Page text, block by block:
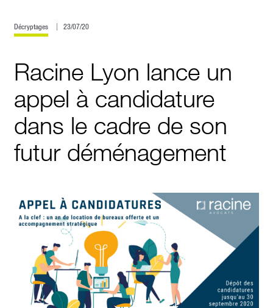
Décryptages 23/07/20
Racine Lyon lance un
appel à candidature
dans le cadre de son
futur déménagement